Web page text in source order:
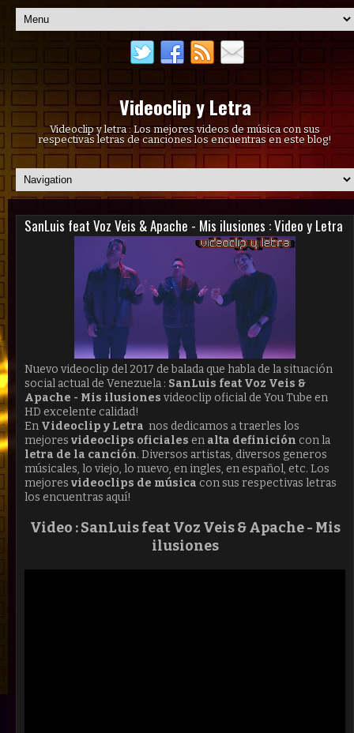
Videoclip y Letra
Videoclip y letra : Los mejores videos de música con sus
respectivas letras de canciones los encuentras en este blog!
SanLuis feat Voz Veis & Apache - Mis ilusiones : Video y Letra
Nuevo videoclip del 2017 de balada que habla de la situación
social actual de Venezuela : SanLuis feat Voz Veis &
Apache - Mis ilusiones videoclip oficial de You Tube en
HD excelente calidad!
En Videoclip y Letra nos dedicamos a traerles los
mejores videoclips oficiales en alta definición con la
letra de la canción. Diversos artistas, diversos generos
músicales, lo viejo, lo nuevo, en ingles, en español, etc. Los
mejores videoclips de música con sus respectivas letras
los encuentras aquí!
Video :SanLuis feat Voz Veis & Apache - Mis
ilusiones